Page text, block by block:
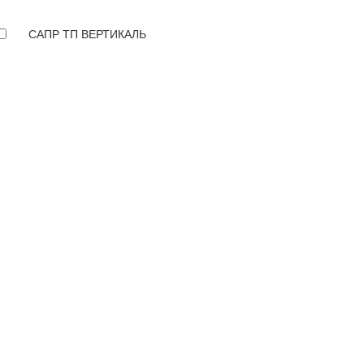
САПР ТП ВЕРТИКАЛЬ